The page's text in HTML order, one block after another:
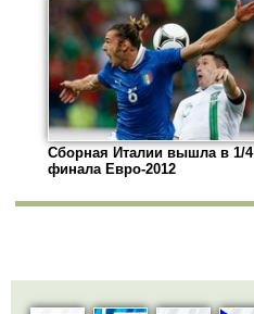
Сборная Италии вышла в 1/4
финала Евро-2012